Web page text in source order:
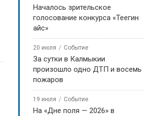
Началось зрительское
голосование конкурса «Теегин
айс»
20 июля Событие
За сутки в Калмыкии
произошло одно ДТП и восемь
пожаров
19 июля Событие
На «Дне поля — 2026» в